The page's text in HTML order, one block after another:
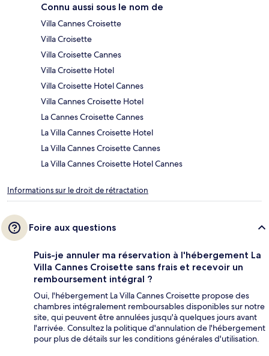
Connu aussi sous le nom de
Villa Cannes Croisette
Villa Croisette
Villa Croisette Cannes
Villa Croisette Hotel
Villa Croisette Hotel Cannes
Villa Cannes Croisette Hotel
La Cannes Croisette Cannes
La Villa Cannes Croisette Hotel
La Villa Cannes Croisette Cannes
La Villa Cannes Croisette Hotel Cannes
Informations sur le droit de rétractation
Foire aux questions
Puis-je annuler ma réservation à l'hébergement La
Villa Cannes Croisette sans frais et recevoir un
remboursement intégral ?
Oui, l'hébergement La Villa Cannes Croisette propose des
chambres intégralement remboursables disponibles sur notre
site, qui peuvent être annulées jusqu'à quelques jours avant
l'arrivée. Consultez la politique d'annulation de l'hébergement
pour plus de détails sur les conditions générales d'utilisation.